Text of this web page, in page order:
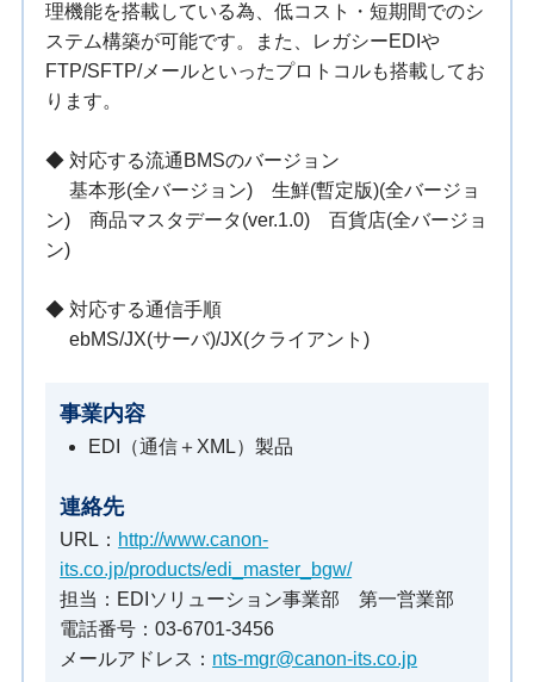
理機能を搭載している為、低コスト・短期間でのシ
ステム構築が可能です。また、レガシーEDIや
FTP/SFTP/メールといったプロトコルも搭載してお
ります。
◆ 対応する流通BMSのバージョン
基本形(全バージョン) 生鮮(暫定版)(全バージョ
ン) 商品マスタデータ(ver.1.0) 百貨店(全バージョ
ン)
◆ 対応する通信手順
ebMS/JX(サーバ)/JX(クライアント)
事業内容
EDI（通信＋XML）製品
連絡先
URL： http://www.canon-
its.co.jp/products/edi_master_bgw/
担当：EDIソリューション事業部 第一営業部
電話番号：03-6701-3456
メールアドレス： nts-mgr@canon-its.co.jp